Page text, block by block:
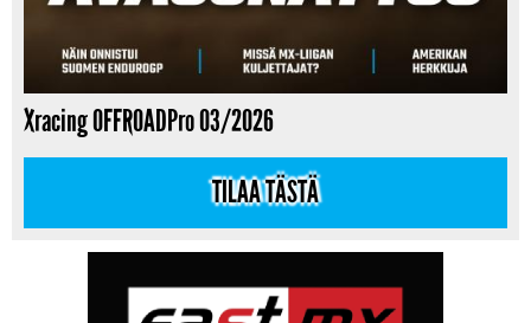
Xracing OFFROADPro 03/2026
TILAA TÄSTÄ